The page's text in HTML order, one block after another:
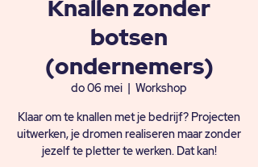
Knallen zonder
botsen
(ondernemers)
do 06 mei
  |
Workshop
Klaar om te knallen met je bedrijf? Projecten
uitwerken, je dromen realiseren maar zonder
jezelf te pletter te werken. Dat kan!